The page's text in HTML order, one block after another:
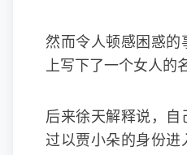
然而令人顿感困惑的
上写下了一个女人的
后来徐天解释说，自
过以贾小朵的身份进